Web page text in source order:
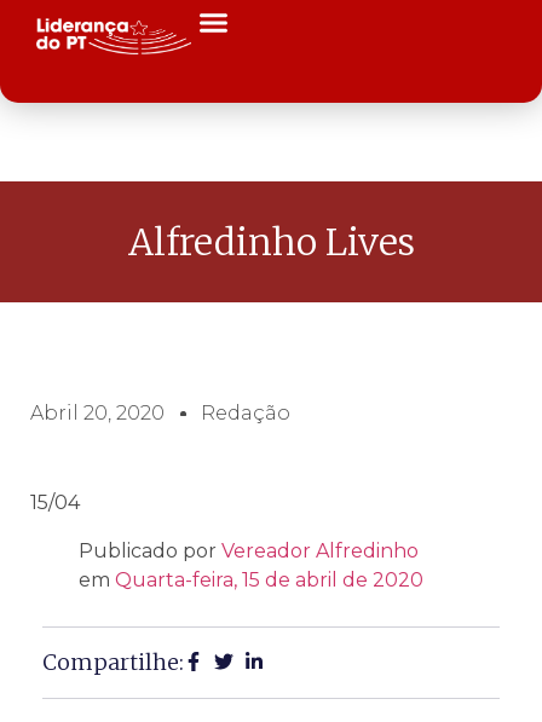
Alfredinho Lives
Abril 20, 2020 Redação
15/04
Publicado por Vereador Alfredinho
em Quarta-feira, 15 de abril de 2020
Compartilhe: